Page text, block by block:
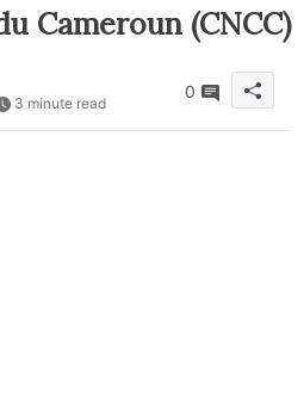
Cameroun (CNCC)
3 minute read
0